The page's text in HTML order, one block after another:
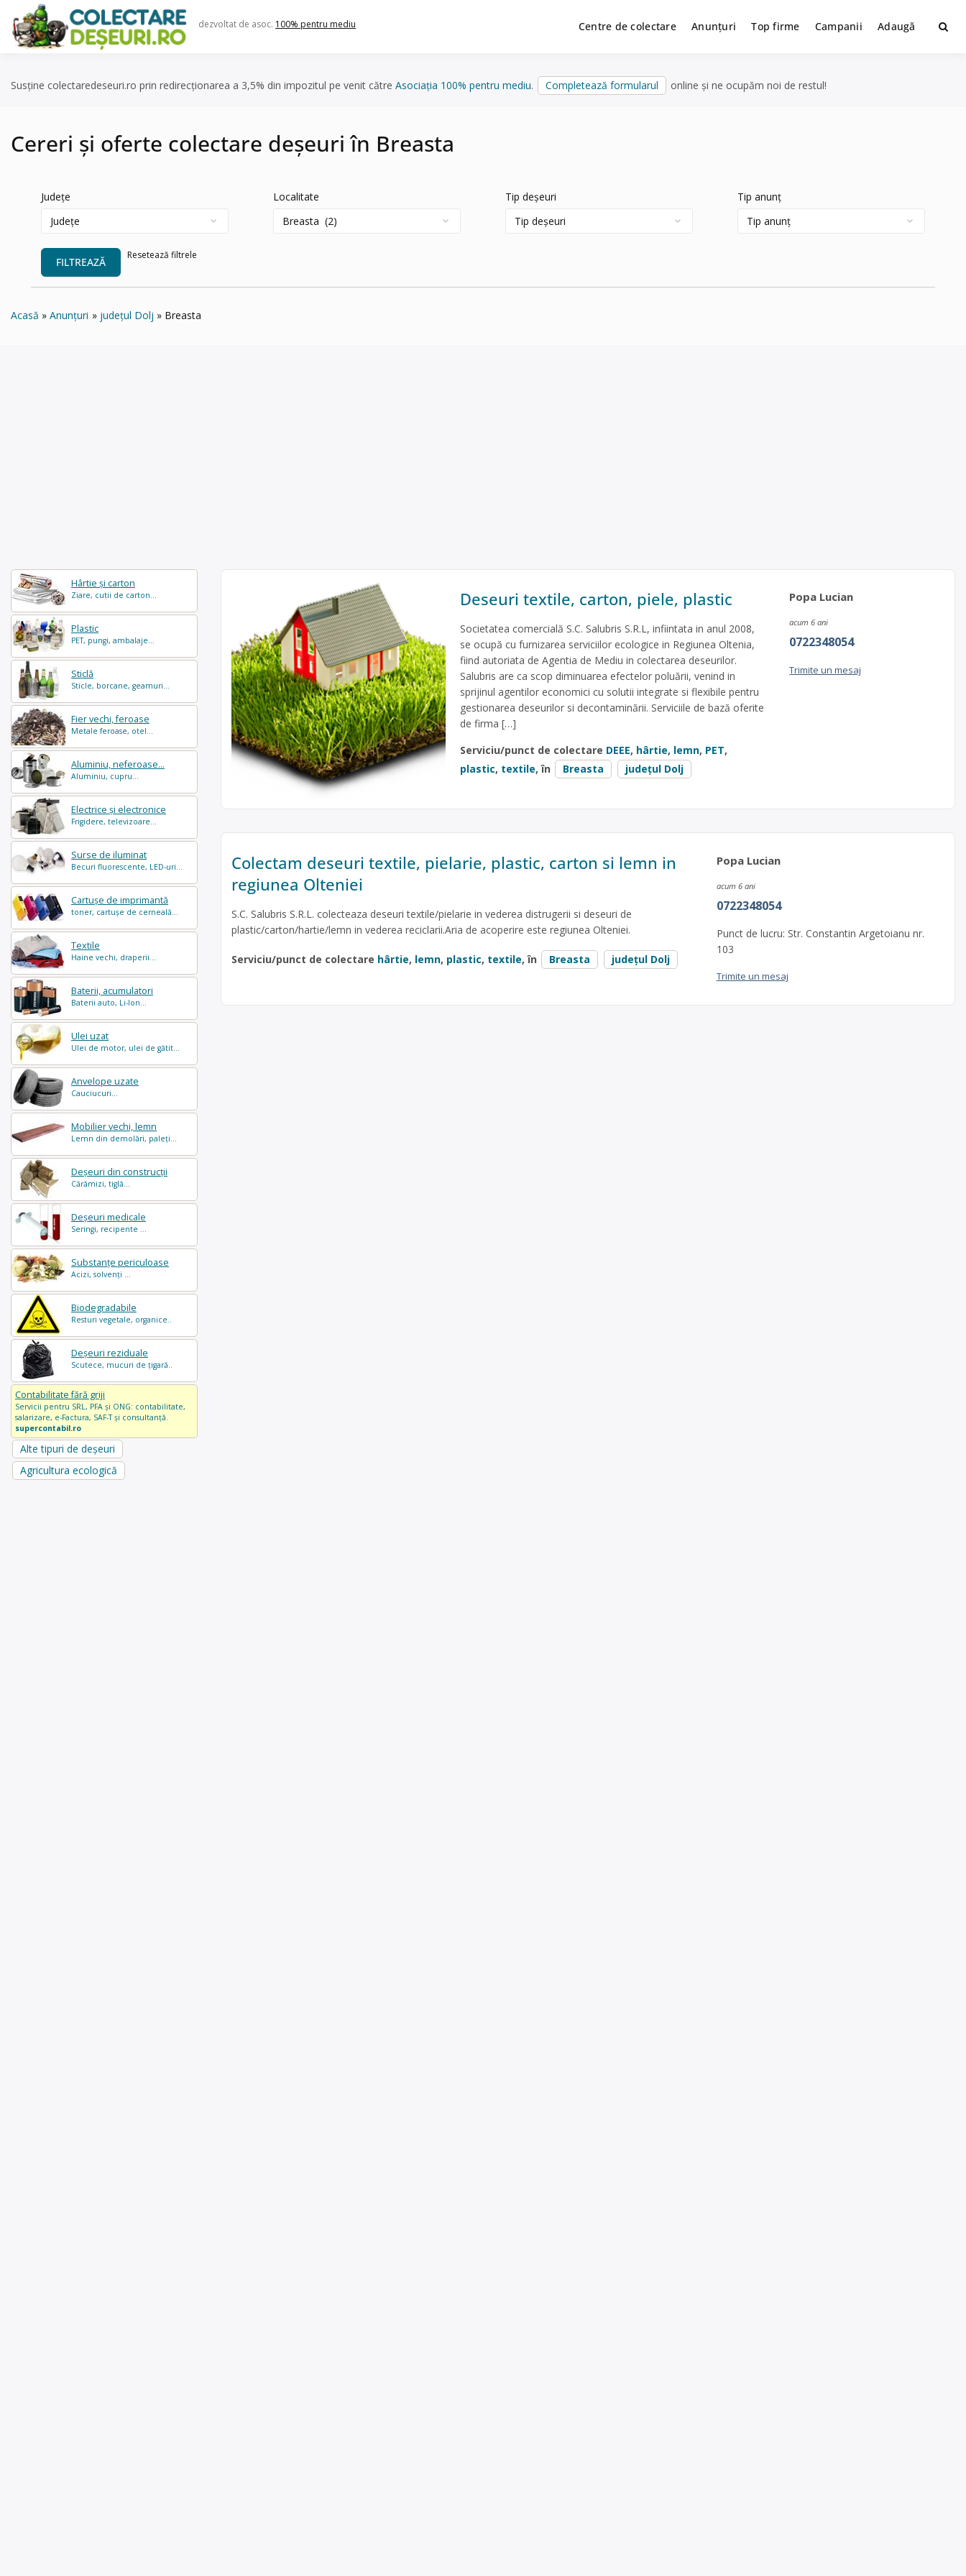
content
dezvoltat de asoc. 100% pentru mediu Centre de colectare Anunțuri Top firme Campanii Adaugă
Susține colectaredeseuri.ro prin redirecționarea a 3,5% din impozitul pe venit către Asociația 100% pentru mediu. Completează formularul online și ne ocupăm noi de restul!
Cereri și oferte colectare deșeuri în Breasta
Județe Localitate Tip deșeuri Tip anunț
FILTREAZĂ
Resetează filtrele
Acasă Anunțuri județul Dolj Breasta
Hârtie și carton
Ziare, cutii de carton...
Plastic
PET, pungi, ambalaje...
Sticlă
Sticle, borcane, geamuri...
Fier vechi, feroase
Metale feroase, otel...
Aluminiu, neferoase...
Aluminiu, cupru...
Electrice și electronice
Frigidere, televizoare...
Surse de iluminat
Becuri fluorescente, LED-uri...
Cartușe de imprimantă
toner, cartușe de cerneală...
Textile
Haine vechi, draperii...
Baterii, acumulatori
Baterii auto, Li-Ion...
Ulei uzat
Ulei de motor, ulei de gătit...
Anvelope uzate
Cauciucuri...
Mobilier vechi, lemn
Lemn din demolări, paleți...
Deșeuri din construcții
Cărămizi, tiglă...
Deșeuri medicale
Seringi, recipente ...
Substanțe periculoase
Acizi, solvenți ...
Biodegradabile
Resturi vegetale, organice..
Deșeuri reziduale
Scutece, mucuri de țigară..
Contabilitate fără griji
Servicii pentru SRL, PFA și ONG: contabilitate,
salarizare, e-Factura, SAF-T și consultanță.
supercontabil.ro
Alte tipuri de deșeuri
Agricultura ecologică
Deseuri textile, carton, piele, plastic
Societatea comercială S.C. Salubris S.R.L, infiintata in anul 2008,
se ocupă cu furnizarea serviciilor ecologice in Regiunea Oltenia,
fiind autoriata de Agentia de Mediu in colectarea deseurilor.
Salubris are ca scop diminuarea efectelor poluării, venind in
sprijinul agentilor economici cu solutii integrate si flexibile pentru
gestionarea deseurilor si decontaminării. Serviciile de bază oferite
de firma […]
Serviciu/punct de colectare DEEE, hârtie, lemn, PET,
plastic, textile, în Breasta județul Dolj
Popa Lucian
acum 6 ani
0722348054
Trimite un mesaj
Colectam deseuri textile, pielarie, plastic, carton si lemn in
regiunea Olteniei
S.C. Salubris S.R.L. colecteaza deseuri textile/pielarie in vederea distrugerii si deseuri de
plastic/carton/hartie/lemn in vederea reciclarii.Aria de acoperire este regiunea Olteniei.
Serviciu/punct de colectare hârtie, lemn, plastic, textile, în Breasta județul Dolj
Popa Lucian
acum 6 ani
0722348054
Punct de lucru: Str. Constantin Argetoianu nr.
103
Trimite un mesaj